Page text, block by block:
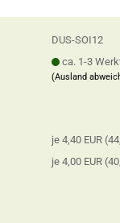
DUS-SOI12
ca. 1-3
(Ausland
je 4,40 EUR
je 4,00 EUR